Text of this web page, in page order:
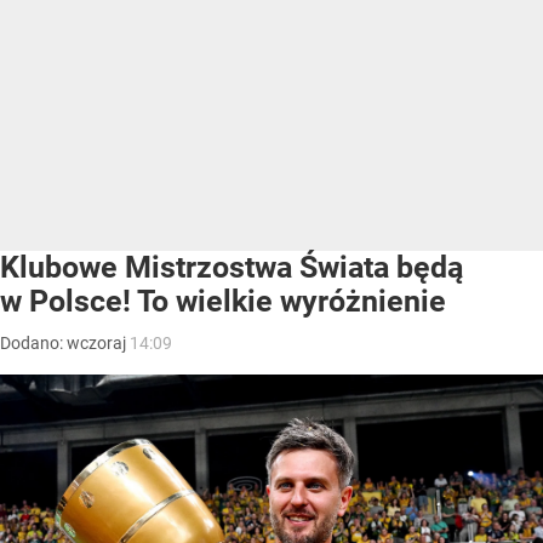
Klubowe Mistrzostwa Świata będą
w Polsce! To wielkie wyróżnienie
Dodano:wczoraj 14:09